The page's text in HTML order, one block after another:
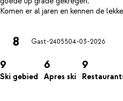
8 Gast-2405504-03-2026
9
Ski gebied
6
Apres ski
9